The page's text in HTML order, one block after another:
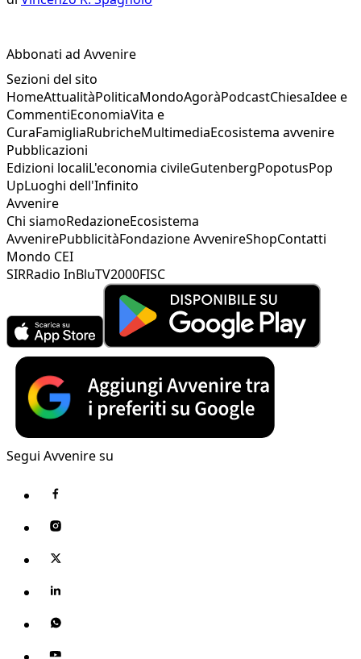
Abbonati ad Avvenire
Sezioni del sito
HomeAttualitàPoliticaMondoAgoràPodcastChiesaIdee e
CommentiEconomiaVita e
CuraFamigliaRubricheMultimediaEcosistema avvenire
Pubblicazioni
Edizioni localiL'economia civileGutenbergPopotusPop
UpLuoghi dell'Infinito
Avvenire
Chi siamoRedazioneEcosistema
AvvenirePubblicitàFondazione AvvenireShopContatti
Mondo CEI
SIRRadio InBluTV2000FISC
Segui Avvenire su